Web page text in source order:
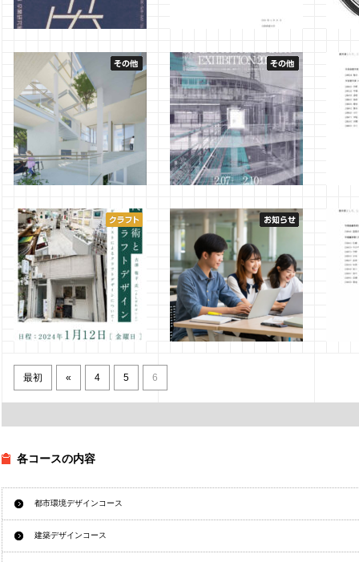
部 建築・環境デザイン学科
卒業研究展 2025
2025年12月19日 管理者
築・環境デザイン学科】
2025年4月27日 管理者
２５
究室
2025
第2課題
2025年2月22日 管理者
究展 2025（Graduation
Exhibition 2025）」開催の
お知らせ
2025年1月22日 管理者
築・
2024
現代美術とクラフトデザイ
ン
2024年1月11日 管理者
最初 « 4 5 6
各コースの内容
都市環境デザインコース
建築デザインコース